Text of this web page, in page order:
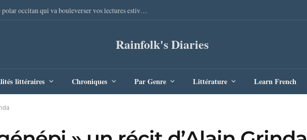
Sang Remords d’Audrey Degal : Le polar occitan qui va bouleverser vos lectures estivales
Rainfolk's Diaries
littéraires Chroniques Par Genre Littérature Learn French